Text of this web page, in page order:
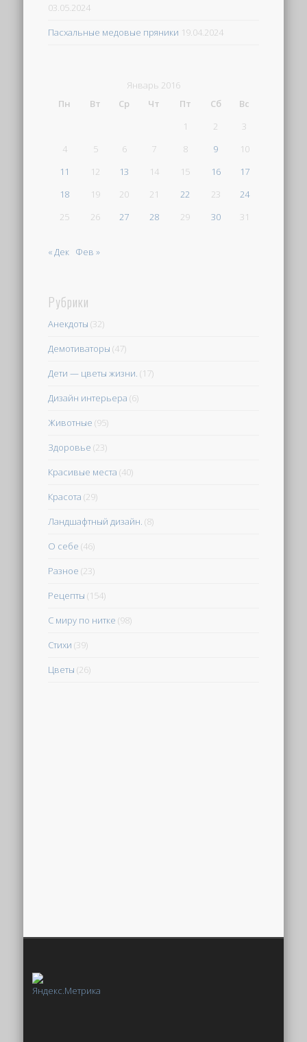
03.05.2024
Пасхальные медовые пряники 19.04.2024
Январь 2016
Пн
Вт Ср Чт Пт Сб
Вс
1
2
3
4
5 6 7 8 9
10
11
12 13 14 15 16
17
18
19 20 21 22 23
24
25
26 27 28 29 30 31
« Дек Фев »
Рубрики
Анекдоты (32)
Демотиваторы (47)
Дети — цветы жизни. (17)
Дизайн интерьера (6)
Животные (95)
Здоровье (23)
Красивые места (40)
Красота (29)
Ландшафтный дизайн. (8)
О себе (46)
Разное (23)
Рецепты (154)
С миру по нитке (98)
Стихи (39)
Цветы (26)